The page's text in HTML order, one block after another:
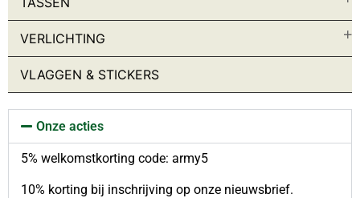
Baseball petten
Bivak
Brillen
Bush Hoed
Handschoenen
Helmen
Kinderen
Kleding accessoires
Mutsen
Veldpet & Baret
VERLICHTING
VLAGGEN & STICKERS
Onze acties
5% welkomstkorting code: army5
10% korting bij inschrijving op onze nieuwsbrief.